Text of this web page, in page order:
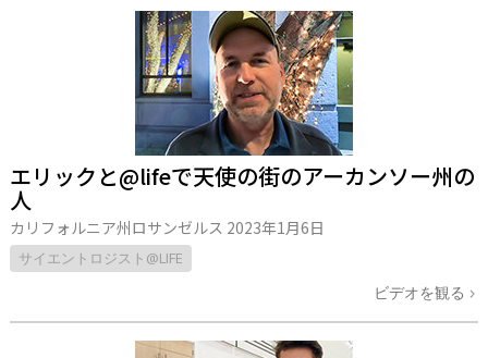
エリックと@lifeで天使の街のアーカンソー州の
人
カリフォルニア州ロサンゼルス 2023年1月6日
サイエントロジスト@LIFE
ビデオを観る